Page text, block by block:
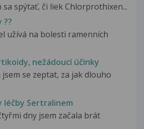
sa spýtať, či liek Chlorprothixen...
??
užívá na bolesti ramenních
nežádoucí účinky
se zeptat, za jak dlouho
léčby Sertralinem
dny jsem začala brát